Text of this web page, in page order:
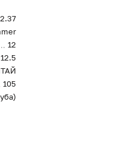
2.37
12
12.5
105